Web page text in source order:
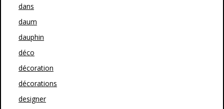
dans
daum
dauphin
déco
décoration
décorations
designer